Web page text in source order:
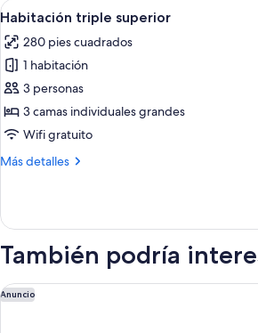
lago
2
individuales,
vista
al
lago
Abrir
todas
las
fotos
de
Habitación
triple
5
Habitación triple superior
280 pies cuadrados
1 habitación
3 personas
3 camas individuales grandes
Wifi gratuito
Más detalles
Más
triple
También podría
Anuncio
GHL Hotel Lago Titicaca